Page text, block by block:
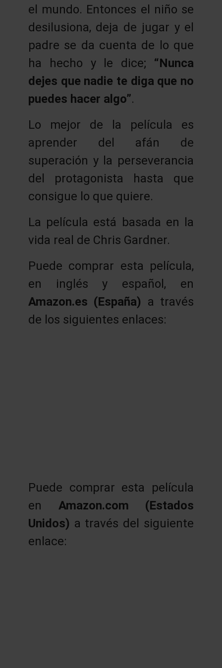
el mundo. Entonces el niño se
desilusiona, deja de jugar y el
padre se da cuenta de lo que
ha hecho y le dice; “Nunca
dejes que nadie te diga que no
puedes hacer algo”.
Lo mejor de la película es
aprender del afán de
superación y la perseverancia
del protagonista hasta que
consigue lo que quiere.
La película está basada en la
vida real de Chris Gardner.
Puede comprar esta película,
en inglés y español, en
Amazon.es (España) a través
de los siguientes enlaces:
Puede comprar esta película
en Amazon.com (Estados
Unidos) a través del siguiente
enlace: